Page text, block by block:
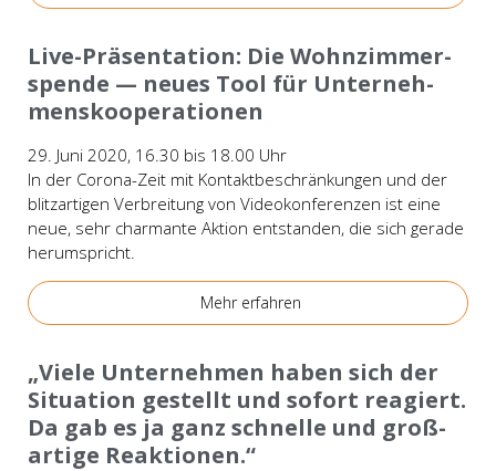
Live-Prä­­sen­­ta­­ti­on: Die Wohn­zim­mer­
spen­de — neu­es Tool für Unter­neh­
mens­ko­ope­ra­tio­nen
29. Juni 2020, 16.30 bis 18.00 Uhr
In der Coro­­na-Zeit mit Kon­takt­be­schrän­kun­gen und der
blitz­ar­ti­gen Ver­brei­tung von Video­kon­fe­ren­zen ist eine
neue, sehr char­man­te Akti­on ent­stan­den, die sich gera­de
her­um­spricht.
Mehr erfah­ren
„Vie­le Unter­neh­men haben sich der
Situa­ti­on gestellt und sofort reagiert.
Da gab es ja ganz schnel­le und groß­
ar­ti­ge Reak­tio­nen.“